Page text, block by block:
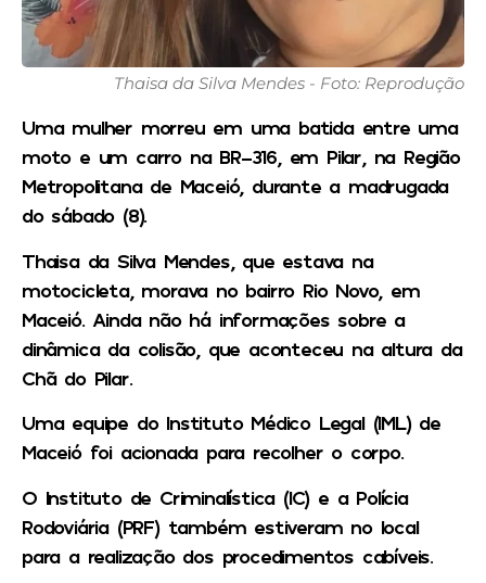
Thaisa da Silva Mendes - Foto: Reprodução
Uma mulher morreu em uma batida entre uma
moto e um carro na BR-316, em Pilar, na Região
Metropolitana de Maceió, durante a madrugada
do sábado (8).
Thaisa da Silva Mendes, que estava na
motocicleta, morava no bairro Rio Novo, em
Maceió. Ainda não há informações sobre a
dinâmica da colisão, que aconteceu na altura da
Chã do Pilar.
Uma equipe do Instituto Médico Legal (IML) de
Maceió foi acionada para recolher o corpo.
O Instituto de Criminalística (IC) e a Polícia
Rodoviária (PRF) também estiveram no local
para a realização dos procedimentos cabíveis.